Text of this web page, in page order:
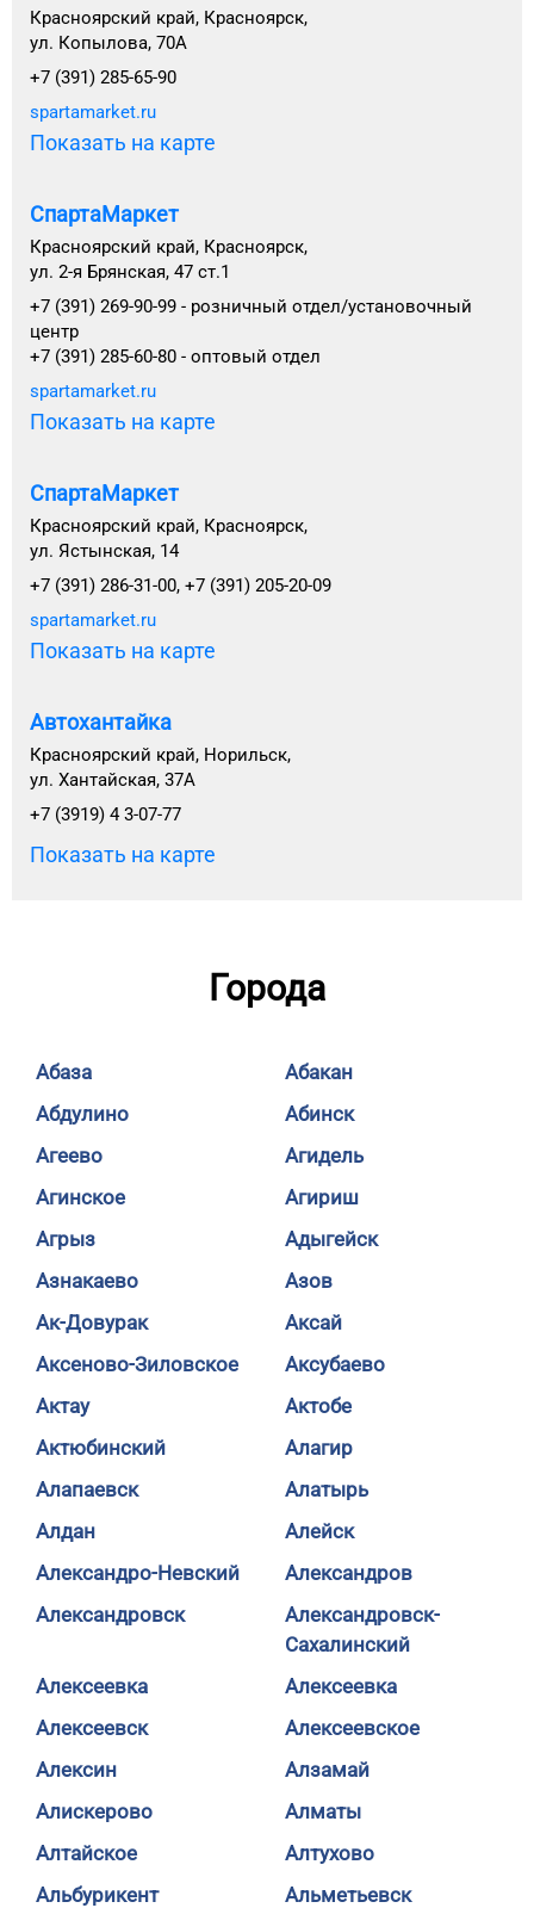
Красноярский край, Красноярск,
ул. Копылова, 70А
+7 (391) 285-65-90
spartamarket.ru
Показать на карте
СпартаМаркет
Красноярский край, Красноярск,
ул. 2-я Брянская, 47 ст.1
+7 (391) 269-90-99 - розничный отдел/установочный
центр
+7 (391) 285-60-80 - оптовый отдел
spartamarket.ru
Показать на карте
СпартаМаркет
Красноярский край, Красноярск,
ул. Ястынская, 14
+7 (391) 286-31-00, +7 (391) 205-20-09
spartamarket.ru
Показать на карте
Автохантайка
Красноярский край, Норильск,
ул. Хантайская, 37А
+7 (3919) 4 3-07-77
Показать на карте
Города
Абаза
Абакан
Абдулино
Абинск
Агеево
Агидель
Агинское
Агириш
Агрыз
Адыгейск
Азнакаево
Азов
Ак-Довурак
Аксай
Аксеново-Зиловское
Аксубаево
Актау
Актобе
Актюбинский
Алагир
Алапаевск
Алатырь
Алдан
Алейск
Александро-Невский
Александров
Александровск
Александровск-
Сахалинский
Алексеевка
Алексеевка
Алексеевск
Алексеевское
Алексин
Алзамай
Алискерово
Алматы
Алтайское
Алтухово
Альбурикент
Альметьевск